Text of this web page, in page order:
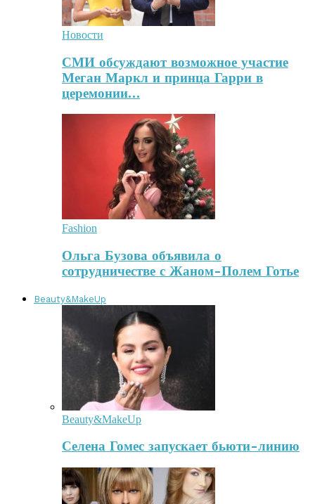
Новости
СМИ обсуждают возможное участие
Меган Маркл и принца Гарри в
церемонии…
Fashion
Ольга Бузова объявила о
сотрудничестве с Жаном-Полем Готье
Beauty&MakeUp
Beauty&MakeUp
Селена Гомес запускает бьюти-линию